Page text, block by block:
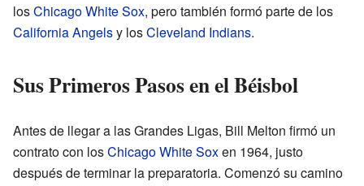
losChicago White Sox, pero también formó parte de los
California Angelsy losCleveland Indians.
Sus Primeros Pasos en el Béisbol
Antes de llegar a las Grandes Ligas, Bill Melton firmó un
contrato con losChicago White Soxen 1964, justo
después de terminar la preparatoria. Comenzó su camino